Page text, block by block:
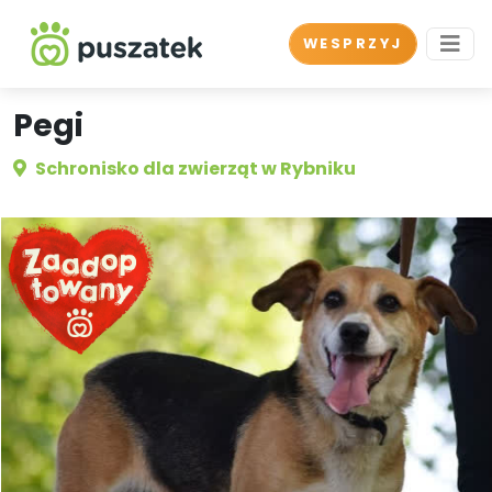
WESPRZYJ
Pegi
Schronisko dla zwierząt w Rybniku